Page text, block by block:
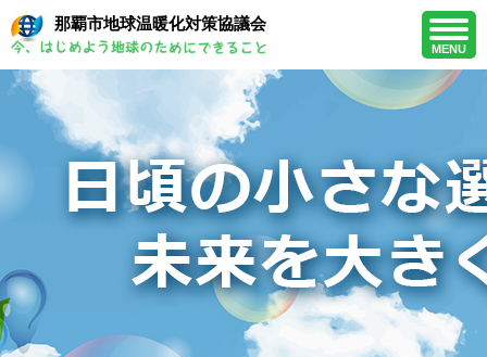
那覇市地球温暖化対策協議会
MENU